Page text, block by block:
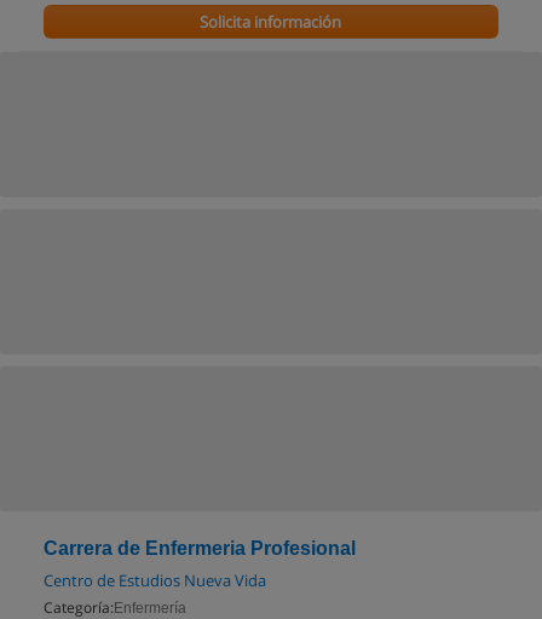
Solicita información
Carrera de Enfermeria Profesional
Centro de Estudios Nueva Vida
Categoría: Enfermería